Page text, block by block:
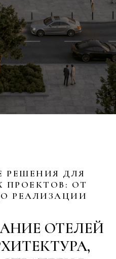
РЕШЕНИЯ ДЛЯ
ОТ
РЕАЛИЗАЦИИ
ОТЕЛЕЙ